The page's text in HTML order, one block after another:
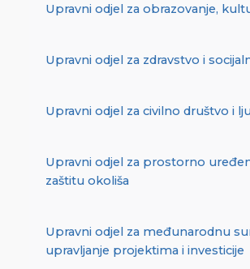
Upravni odjel za obrazovanje,
Upravni odjel za zdravstvo i
Upravni odjel za civilno društvo i
Upravni odjel za prostorno
zaštitu okoliša
Upravni odjel za međunarodnu
upravljanje projektima i investicije